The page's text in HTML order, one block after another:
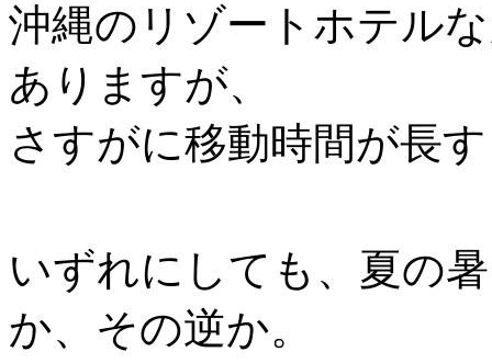
沖縄のリゾートホテル
ありますが、
さすがに移動時間が長
いずれにしても、夏の
か、その逆か。